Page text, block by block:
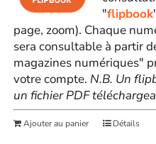
"flipbook
page, zoom). Chaque
sera consultable à partir
magazines numériques"
votre compte. N.B. Un
un fichier PDF
Ajouter au panier Détails